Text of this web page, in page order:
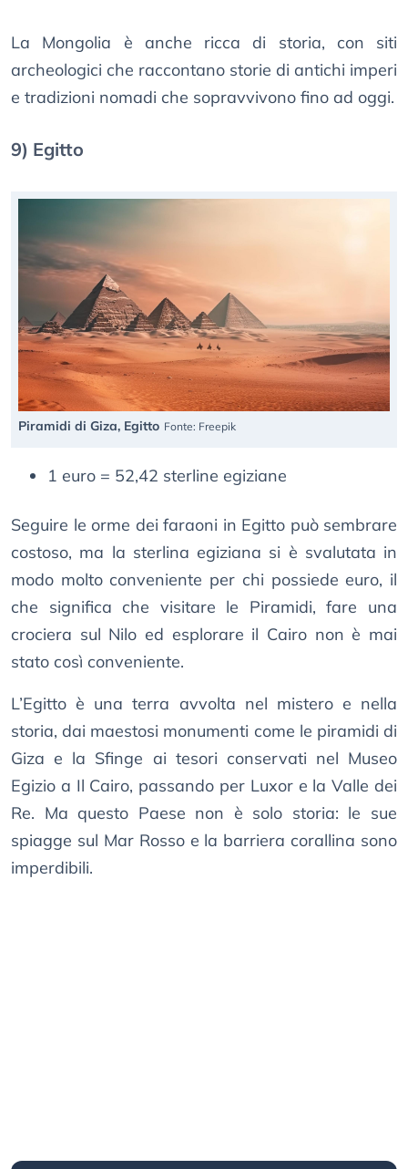
La Mongolia è anche ricca di storia, con siti
archeologici che raccontano storie di antichi imperi
e tradizioni nomadi che sopravvivono fino ad oggi.
9) Egitto
Piramidi di Giza, Egitto Fonte: Freepik
1 euro = 52,42 sterline egiziane
Seguire le orme dei faraoni in Egitto può sembrare
costoso, ma la sterlina egiziana si è svalutata in
modo molto conveniente per chi possiede euro, il
che significa che visitare le Piramidi, fare una
crociera sul Nilo ed esplorare il Cairo non è mai
stato così conveniente.
L’Egitto è una terra avvolta nel mistero e nella
storia, dai maestosi monumenti come le piramidi di
Giza e la Sfinge ai tesori conservati nel Museo
Egizio a Il Cairo, passando per Luxor e la Valle dei
Re. Ma questo Paese non è solo storia: le sue
spiagge sul Mar Rosso e la barriera corallina sono
imperdibili.